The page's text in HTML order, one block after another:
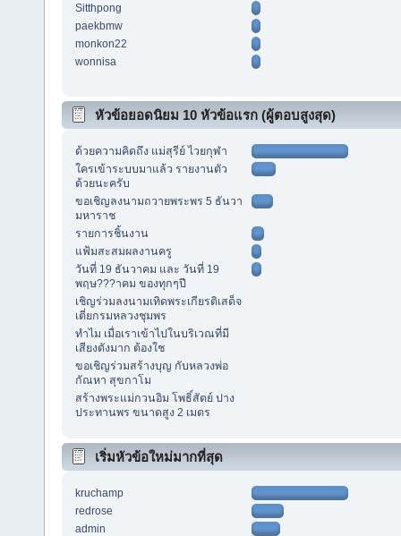
Sitthpong
paekbmw
monkon22
wonnisa
หัวข้อยอดนิยม 10 หัวข้อแรก (ผู้ตอบสูงสุด)
ด้วยความคิดถึง แม่สุรีย์ ไวยกุฬา
ใครเข้าระบบมาแล้ว รายงานตัว
ด้วยนะครับ
ขอเชิญลงนามถวายพระพร 5 ธันวา
มหาราช
รายการชิ้นงาน
แฟ้มสะสมผลงานครู
วันที่ 19 ธันวาคม และ วันที่ 19
พฤษ???าคม ของทุกๆปี
เชิญร่วมลงนามเทิดพระเกียรติเสด็จ
เตี่ยกรมหลวงชุมพร
ทำไม เมื่อเราเข้าไปในบริเวณที่มี
เสียงดังมาก ต้องใช
ขอเชิญร่วมสร้างบุญ กับหลวงพ่อ
กัณหา สุขกาโม
สร้างพระแม่กวนอิม โพธิ์สัตย์ ปาง
ประทานพร ขนาดสูง 2 เมตร
เริ่มหัวข้อใหม่มากที่สุด
kruchamp
redrose
admin